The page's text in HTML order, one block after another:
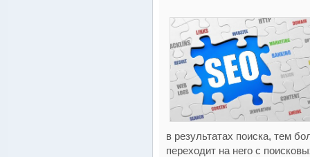
в результатах поиска, тем
переходит на него с